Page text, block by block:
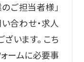
ご担当者様」
合わせ・求人
います。 こち
ームに必要事